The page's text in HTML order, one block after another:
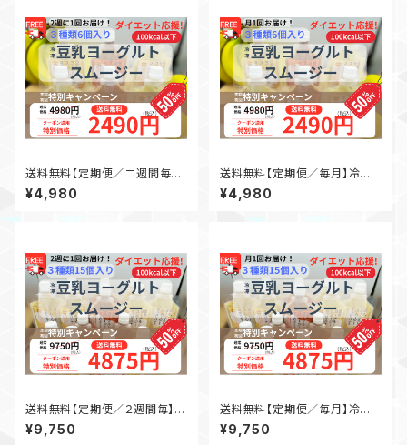
送料無料【定期便／二週間毎】
冷凍豆乳ヨーグルトスムージー
３種✗２個（計６個）
¥4,980
送料無料【定期便／毎月】冷凍
豆乳ヨーグルトスムージー３種
✗２個（計６個）
¥4,980
送料無料【定期便／２週間毎】冷
凍豆乳ヨーグルトスムージー３
種✗５個（計１５個）
¥9,750
送料無料【定期便／毎月】冷凍
豆乳ヨーグルトスムージー３種
✗５個（計１５個）
¥9,750